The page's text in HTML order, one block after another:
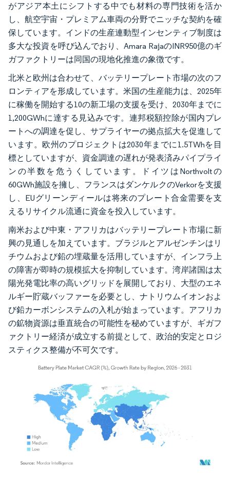
がアジア本土にシフトする中でも材料の専門技術を活か
し、航空宇宙・プレミアム車両の分野でニッチな契約を確
保しています。インドの生産連動型インセンティブ制度は
多大な投資を呼び込んでおり、Amara RajaのINR950億のギ
ガファクトリーは同国の現地化推進の象徴です。
北米と欧州は合わせて、バッテリープレート市場の次のフ
ロンティアを形成しています。米国の生産能力は、2025年
に稼働を開始する10の新工場の支援を受け、2030年までに
1,200GWhに達する見込みです。連邦税額控除が国内プレ
ートへの調達を促し、サプライヤーの拠点拡大を促進して
います。欧州のプロジェクトは2030年までに1.5TWhを目
標としていますが、資金調達の遅れが発表済みパイプライ
ンの半数を危うくしています。ドイツはNorthvoltの
60GWh施設を擁し、フランスはダンケルクのVerkorを支援
し、EUグリーンディールは将来のプレート合金需要を支
えるリサイクル流通に資金を投入しています。
南米および中東・アフリカはバッテリープレート市場に新
興の見通しを加えています。ブラジルとアルゼンチンはリ
チウムおよび鉛の埋蔵量を活用していますが、インフラ上
の障害が即時の規模拡大を抑制しています。湾岸諸国は太
陽光発電比率の高いグリッドを展開しており、大型のエネ
ルギー貯蔵バッファーを必要とし、ナトリウムイオンおよ
び鉛カーボンシステムの入札が始まっています。アフリカ
の鉱物資源は垂直統合の可能性を秘めていますが、ギガフ
ァクトリー経済が成立する前提として、政治的安定とロジ
スティクス整備が不可欠です。